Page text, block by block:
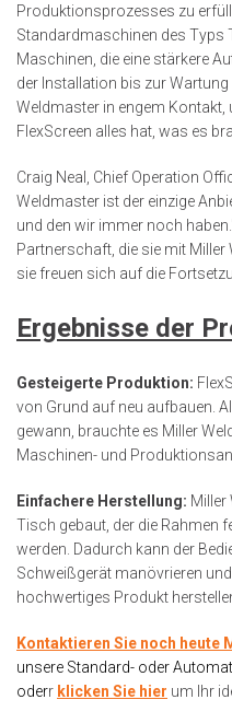
Produktionsprozesses zu
Standardmaschinen des Typs
Maschinen, die eine stärkere
der Installation bis zur
Weldmaster in engem
FlexScreen alles hat, was es
Craig Neal, Chief Operation
Weldmaster ist der einzige
und den wir immer noch
Partnerschaft, die sie mit
sie freuen sich auf die
Ergebnisse der
Gesteigerte Produktion:
von Grund auf neu aufbauen.
gewann, brauchte es Miller
Maschinen- und
Einfachere Herstellung: Miller
Tisch gebaut, der die Rahmen
werden. Dadurch kann der
Schweißgerät manövrieren
hochwertiges Produkt
Kontaktieren Sie noch heute
unsere Standard- oder
oderr klicken Sie hier um Ihr